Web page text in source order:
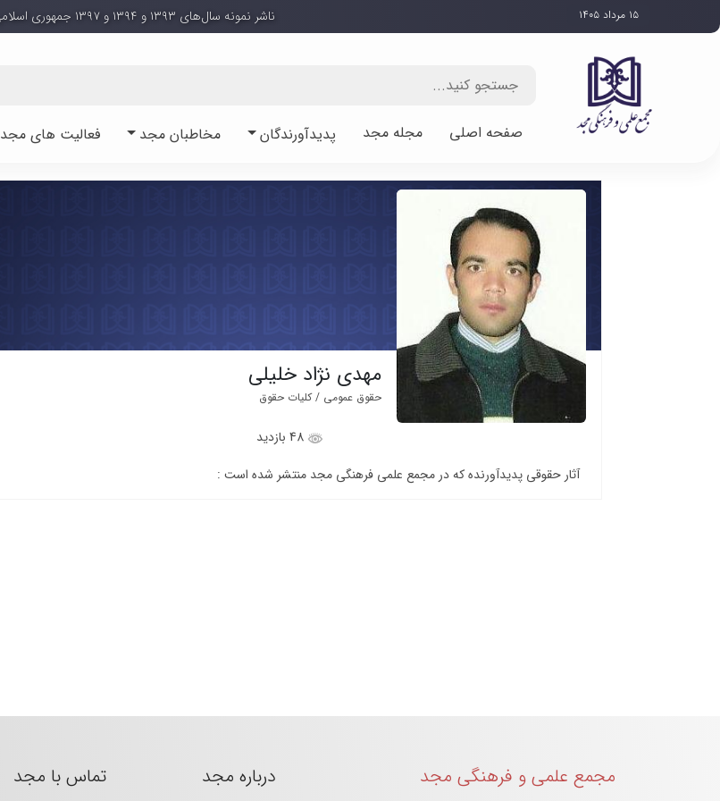
۱۵ مرداد ۱۴۰۵ ناشر نمونه سال‌های ۱۳۹۳ و ۱۳۹۴ و ۱۳۹۷ جمهوری اسلامی ایران
صفحه اصلی مجله مجد پدیدآورندگان مخاطبان مجد فعالیت های مجد
مهدی نژاد خلیلی
حقوق عمومی / کلیات حقوق
48 بازدید
آثار حقوقی پدیدآورنده که در مجمع علمی فرهنگی مجد منتشر شده است :
مجمع علمی و فرهنگی مجد درباره مجد تماس با مجد